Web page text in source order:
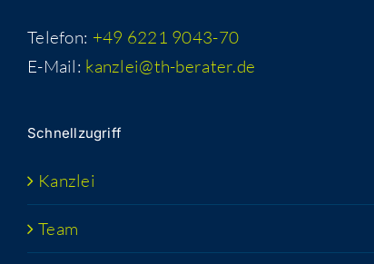
Telefon: +49 6221 9043-70
E-Mail: kanzlei@th-berater.de
Schnell­zu­griff
Kanz­lei
Team